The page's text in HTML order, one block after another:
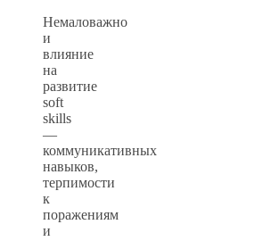
Немаловажно
и
влияние
на
развитие
soft
skills
—
коммуникативных
навыков,
терпимости
к
поражениям
и